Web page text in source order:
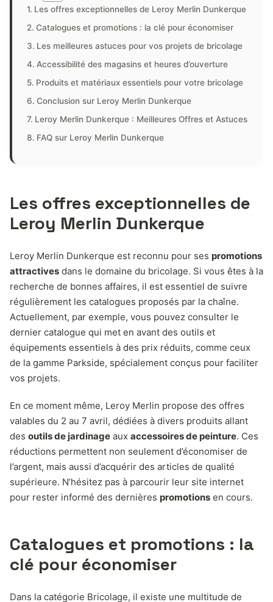
Les offres exceptionnelles de Leroy Merlin Dunkerque
Catalogues et promotions : la clé pour économiser
Les meilleures astuces pour vos projets de bricolage
Accessibilité des magasins et heures d’ouverture
Produits et matériaux essentiels pour votre bricolage
Conclusion sur Leroy Merlin Dunkerque
Leroy Merlin Dunkerque : Meilleures Offres et Astuces
FAQ sur Leroy Merlin Dunkerque
Les offres exceptionnelles de
Leroy Merlin Dunkerque
Leroy Merlin Dunkerque est reconnu pour ses promotions
attractives dans le domaine du bricolage. Si vous êtes à la
recherche de bonnes affaires, il est essentiel de suivre
régulièrement les catalogues proposés par la chaîne.
Actuellement, par exemple, vous pouvez consulter le
dernier catalogue qui met en avant des outils et
équipements essentiels à des prix réduits, comme ceux
de la gamme Parkside, spécialement conçus pour faciliter
vos projets.
En ce moment même, Leroy Merlin propose des offres
valables du 2 au 7 avril, dédiées à divers produits allant
des outils de jardinage aux accessoires de peinture. Ces
réductions permettent non seulement d’économiser de
l’argent, mais aussi d’acquérir des articles de qualité
supérieure. N’hésitez pas à parcourir leur site internet
pour rester informé des dernières promotions en cours.
Catalogues et promotions : la
clé pour économiser
Dans la catégorie Bricolage, il existe une multitude de